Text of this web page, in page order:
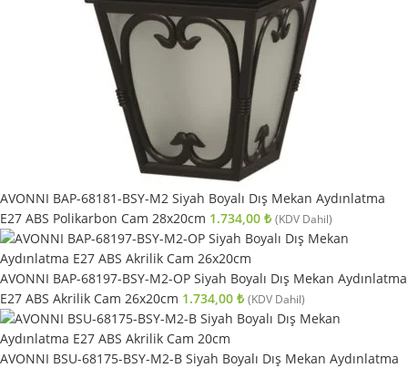
AVONNI BAP-68181-BSY-M2 Siyah Boyalı Dış Mekan Aydınlatma
E27 ABS Polikarbon Cam 28x20cm 1.734,00 ₺ (KDV Dahil)
AVONNI BAP-68197-BSY-M2-OP Siyah Boyalı Dış Mekan Aydınlatma
E27 ABS Akrilik Cam 26x20cm 1.734,00 ₺ (KDV Dahil)
AVONNI BSU-68175-BSY-M2-B Siyah Boyalı Dış Mekan Aydınlatma